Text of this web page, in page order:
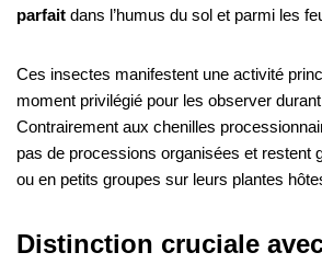
parfait dans l’humus du sol et parmi les
Ces insectes manifestent une activité
moment privilégié pour les observer
Contrairement aux chenilles
pas de processions organisées et restent
ou en petits groupes sur leurs plantes
Distinction cruciale